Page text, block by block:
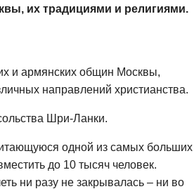
их традициями и религиями.
и армянских общин Москвы,
направлений христианства.
Шри-Ланки.
одной из самых больших
до 10 тысяч человек.
ни разу не закрывалась – ни во